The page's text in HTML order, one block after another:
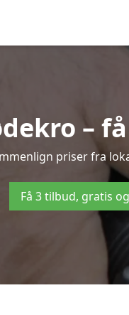
–
priser fra
Få 3 tilbud, gratis